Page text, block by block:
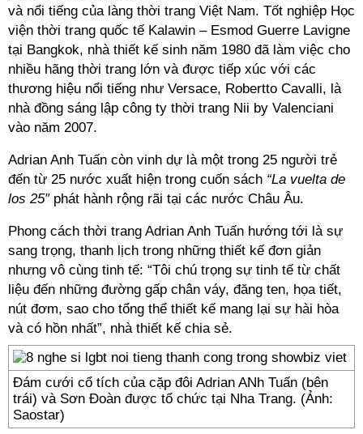
và nổi tiếng của làng thời trang Việt Nam. Tốt nghiệp Học
viện thời trang quốc tế Kalawin – Esmod Guerre Lavigne
tại Bangkok, nhà thiết kế sinh năm 1980 đã làm việc cho
nhiều hãng thời trang lớn và được tiếp xúc với các
thương hiệu nổi tiếng như Versace, Robertto Cavalli, là
nhà đồng sáng lập công ty thời trang Nii by Valenciani
vào năm 2007.
Adrian Anh Tuấn còn vinh dự là một trong 25 người trẻ
đến từ 25 nước xuất hiện trong cuốn sách “La vuelta de
los 25″ phát hành rộng rãi tại các nước Châu Âu.
Phong cách thời trang Adrian Anh Tuấn hướng tới là sự
sang trọng, thanh lịch trong những thiết kế đơn giản
nhưng vô cùng tinh tế: “Tôi chú trọng sự tinh tế từ chất
liệu đến những đường gấp chân váy, đăng ten, họa tiết,
nút đơm, sao cho tổng thể thiết kế mang lại sự hài hòa
và có hồn nhất”, nhà thiết kế chia sẻ.
Đám cưới cổ tích của cặp đôi Adrian ANh Tuấn (bên
trái) và Sơn Đoàn được tổ chức tại Nha Trang. (Ảnh:
Saostar)